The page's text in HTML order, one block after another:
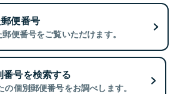
便番号
便番号をご覧いただけます。
号を検索する
個別郵便番号をお調べします。